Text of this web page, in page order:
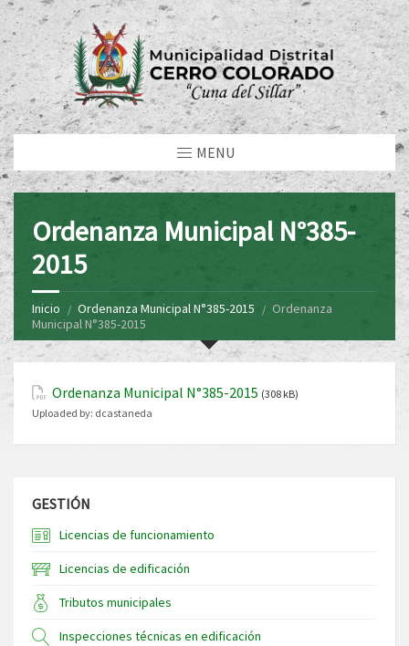
MENU
Ordenanza Municipal N°385-
2015
Inicio Ordenanza Municipal N°385-2015
Ordenanza
Municipal N°385-2015
Ordenanza Municipal N°385-2015 (308 kB)
Uploaded by: dcastaneda
GESTIÓN
Licencias de funcionamiento
Licencias de edificación
Tributos municipales
Inspecciones técnicas en edificación